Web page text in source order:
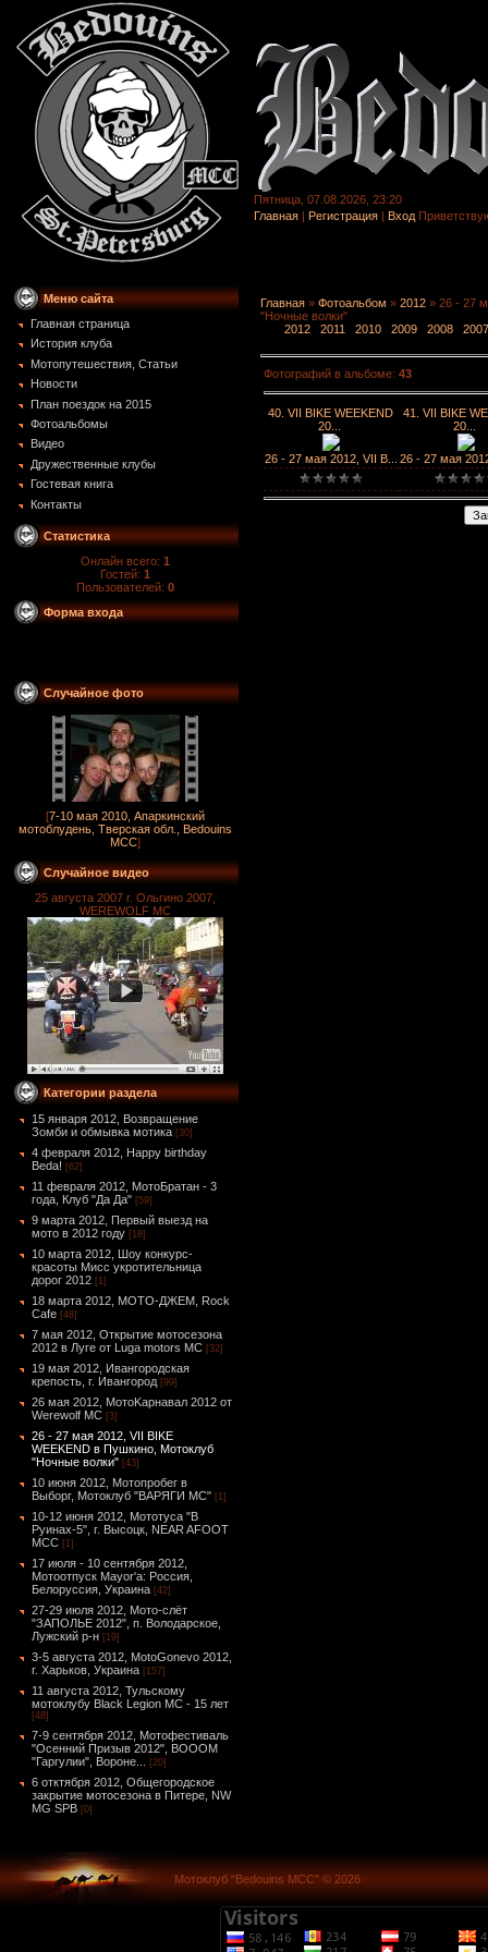
Пятница, 07.08.2026, 23:20
Главная | Регистрация | Вход
Меню сайта
Главная страница
История клуба
Мотопутешествия, Статьи
Новости
План поездок на 2015
Фотоальбомы
Видео
Дружественные клубы
Гостевая книга
Контакты
Статистика
Онлайн всего: 1
Гостей: 1
Пользователей: 0
Форма входа
Случайное фото
[7-10 мая 2010, Апаркинский
мотоблудень, Тверская обл., Bedouins
MCC]
Случайное видео
25 августа 2007 г. Ольгино 2007,
WEREWOLF MC
Категории раздела
15 января 2012, Возвращение
Зомби и обмывка мотика [30]
4 февраля 2012, Happy birthday
Beda! [62]
11 февраля 2012, МотоБратан - 3
года, Клуб "Да Да" [59]
9 марта 2012, Первый выезд на
мото в 2012 году [18]
10 марта 2012, Шоу конкурс-
красоты Мисс укротительница
дорог 2012 [1]
18 марта 2012, МОТО-ДЖЕМ, Rock
Cafe [48]
7 мая 2012, Открытие мотосезона
2012 в Луге от Luga motors MC [32]
19 мая 2012, Ивангородская
крепость, г. Ивангород [99]
26 мая 2012, МотоKарнавал 2012 от
Werewolf МС [3]
26 - 27 мая 2012, VII BIKE
WEEKEND в Пушкино, Мотоклуб
"Ночные волки" [43]
10 июня 2012, Мотопробег в
Выборг, Мотоклуб "ВАРЯГИ МС" [1]
10-12 июня 2012, Мототуса "В
Руинах-5", г. Высоцк, NEAR AFOOT
MCC [1]
17 июля - 10 сентября 2012,
Мотоотпуск Mayor'а: Россия,
Белоруссия, Украина [42]
27-29 июля 2012, Мото-слёт
"ЗАПОЛЬЕ 2012", п. Володарское,
Лужский р-н [19]
3-5 августа 2012, MotoGonevo 2012,
г. Харьков, Украина [157]
11 августа 2012, Тульскому
мотоклубу Black Legion MC - 15 лет
[48]
7-9 сентября 2012, Мотофестиваль
"Осенний Призыв 2012", ВОООМ
"Гаргулии", Вороне...
[20]
6 отктября 2012, Общегородское
закрытие мотосезона в Питере, NW
MG SPB [0]
Главная » Фотоальбом » 2012 » 26 - 27
"Ночные волки"
2012
2011 2010 2009 2008
Фотографий в альбоме: 43
40. VII BIKE WEEKEND
20...
26 - 27 мая 2012, VII B...
41. VII BIKE
20...
26 - 27 мая
Мотоклуб "Bedouins MCC" © 2026